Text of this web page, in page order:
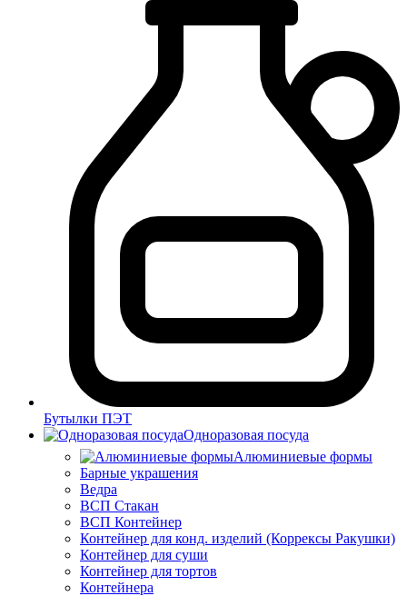
Бутылки ПЭТ
Одноразовая посуда
Алюминиевые формы
Барные украшения
Ведра
ВСП Стакан
ВСП Контейнер
Контейнер для конд. изделий (Коррексы Ракушки)
Контейнер для суши
Контейнер для тортов
Контейнера